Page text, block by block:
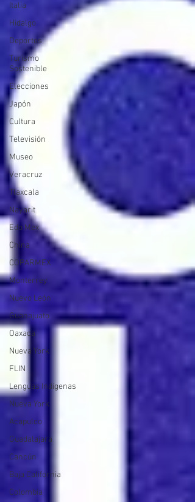
Italia
Hidalgo
Deportes
Turismo
Sostenible
Elecciones
Japón
Cultura
Televisión
Museo
Veracruz
Tlaxcala
Nayarit
Edo Mex
China
COPARMEX
Monterrey
Nuevo León
Guanajuato
Oaxaca
Nueva York
FLIN
Lenguas Indígenas
Nueva York
Acapulco
Guadalajara
Cancún
Baja California
Colombia